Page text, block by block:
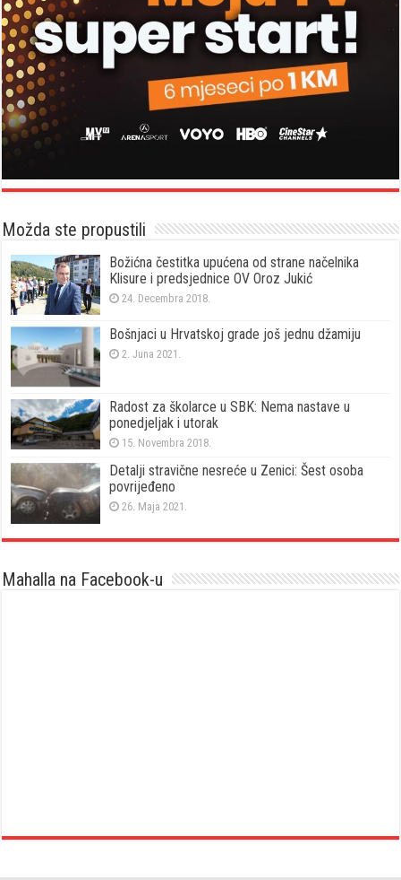
Možda ste propustili
Božićna čestitka upućena od strane načelnika
Klisure i predsjednice OV Oroz Jukić
24. Decembra 2018.
Bošnjaci u Hrvatskoj grade još jednu džamiju
2. Juna 2021.
Radost za školarce u SBK: Nema nastave u
ponedjeljak i utorak
15. Novembra 2018.
Detalji stravične nesreće u Zenici: Šest osoba
povrijeđeno
26. Maja 2021.
Mahalla na Facebook-u